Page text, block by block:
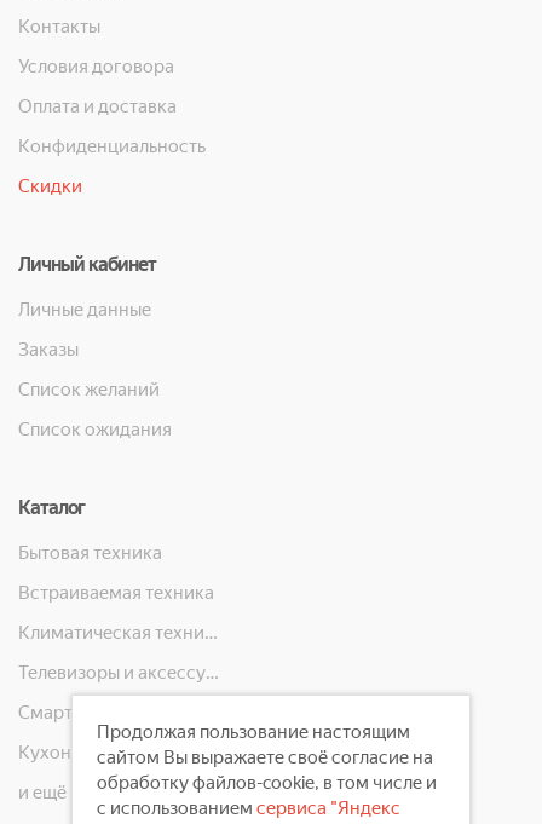
Контакты
Условия договора
Оплата и доставка
Конфиденциальность
Скидки
Личный кабинет
Личные данные
Заказы
Список желаний
Список ожидания
Каталог
Бытовая техника
Встраиваемая техника
Климатическая техника
Телевизоры и аксессуары
Кухонная техника
и ещё 10 категорий
Продолжая пользование настоящим
сайтом Вы выражаете своё согласие на
обработку файлов-cookie, в том числе и
с использованием сервиса "Яндекс